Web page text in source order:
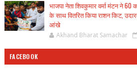
भाजपा नेता शिवकुमार वर्मा मंटन ने
के साथ वितरित किया राशन किट,
आंखे
Akhand Bharat Samachar
FACEBOOK